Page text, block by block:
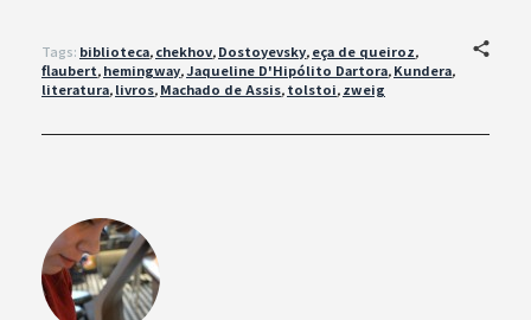
Tags: biblioteca,chekhov,Dostoyevsky,eça de queiroz,
flaubert,hemingway,Jaqueline D'Hipólito Dartora,Kundera,
literatura,livros,Machado de Assis,tolstoi,zweig